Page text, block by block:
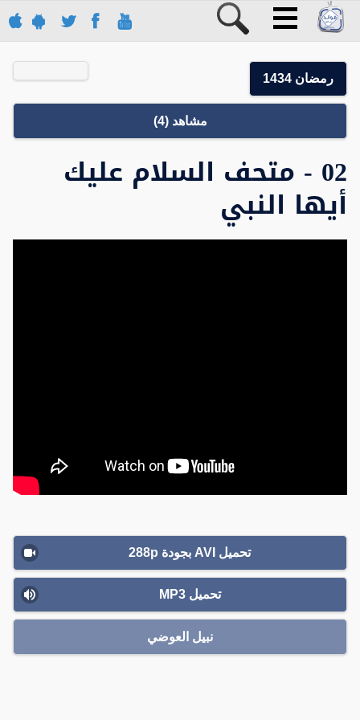
رمضان 1434
مشاهد (4)
02 - متحف السلام عليك
أيها النبي
تحميل AVI بجودة 288p
تحميل MP3
نبيل العوضي